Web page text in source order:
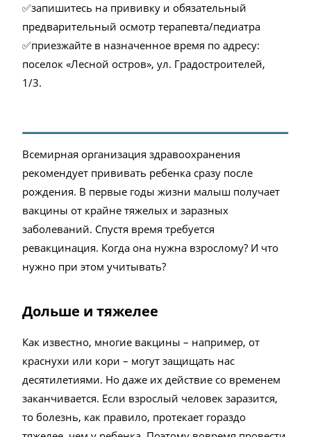
✅запишитесь на прививку и обязательный
предварительный осмотр терапевта/педиатра
✅приезжайте в назначенное время по адресу:
поселок «Лесной остров», ул. Градостроителей,
1/3.
Всемирная организация здравоохранения
рекомендует прививать ребенка сразу после
рождения. В первые годы жизни малыш получает
вакцины от крайне тяжелых и заразных
заболеваний. Спустя время требуется
ревакцинация. Когда она нужна взрослому? И что
нужно при этом учитывать?
Дольше и тяжелее
Как известно, многие вакцины – например, от
краснухи или кори – могут защищать нас
десятилетиями. Но даже их действие со временем
заканчивается. Если взрослый человек заразится,
то болезнь, как правило, протекает гораздо